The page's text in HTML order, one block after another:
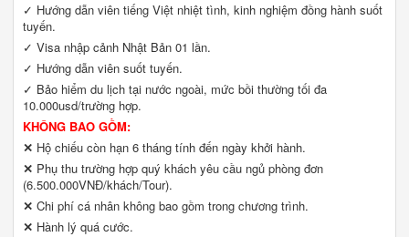
✓ Hướng dẫn viên tiếng Việt nhiệt tình, kinh nghiệm đồng hành suốt
tuyến.
✓ Visa nhập cảnh Nhật Bản 01 lần.
✓ Hướng dẫn viên suốt tuyến.
✓ Bảo hiểm du lịch tại nước ngoài, mức bồi thường tối đa
10.000usd/trường hợp.
KHÔNG BAO GỒM:
✕ Hộ chiếu còn hạn 6 tháng tính đến ngày khởi hành.
✕ Phụ thu trường hợp quý khách yêu cầu ngủ phòng đơn
(6.500.000VNĐ/khách/Tour).
✕Chi phí cá nhân không bao gồm trong chương trình.
✕ Hành lý quá cước.